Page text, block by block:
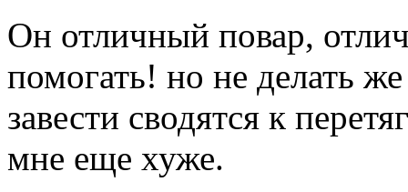
Он отличный повар,
помогать! но не делать
завести сводятся к
мне еще хуже.